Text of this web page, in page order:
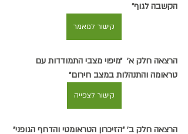
הקשבה לגוף״
קישור למאמר
הרצאה חלק א׳  ״מיפוי מצבי התמודדות עם
טראומה והתנהלות במצב חירום״
קישור לצפייה
הרצאה חלק ב׳ ״הזיכרון הטראומטי והדחף הגופני״